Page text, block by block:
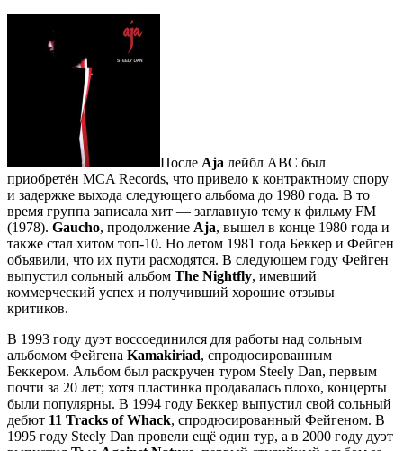
После Aja лейбл ABC был
приобретён MCA Records, что привело к контрактному спору
и задержке выхода следующего альбома до 1980 года. В то
время группа записала хит — заглавную тему к фильму FM
(1978). Gaucho, продолжение Aja, вышел в конце 1980 года и
также стал хитом топ-10. Но летом 1981 года Беккер и Фейген
объявили, что их пути расходятся. В следующем году Фейген
выпустил сольный альбом The Nightfly, имевший
коммерческий успех и получивший хорошие отзывы
критиков.
В 1993 году дуэт воссоединился для работы над сольным
альбомом Фейгена Kamakiriad, спродюсированным
Беккером. Альбом был раскручен туром Steely Dan, первым
почти за 20 лет; хотя пластинка продавалась плохо, концерты
были популярны. В 1994 году Беккер выпустил свой сольный
дебют 11 Tracks of Whack, спродюсированный Фейгеном. В
1995 году Steely Dan провели ещё один тур, а в 2000 году дуэт